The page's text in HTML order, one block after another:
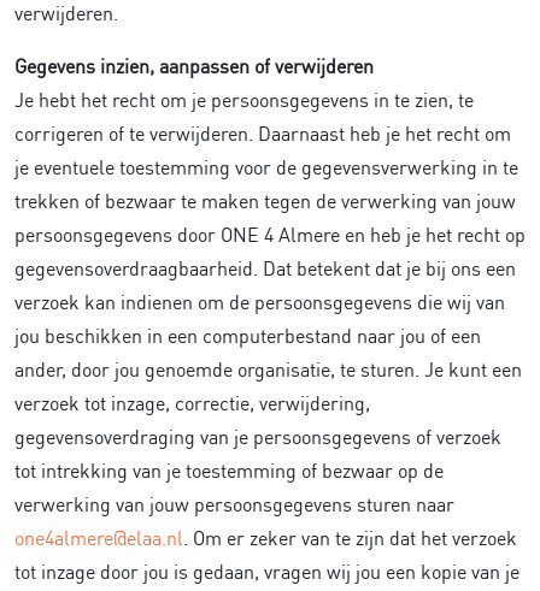
verwijderen.
Gegevens inzien, aanpassen of verwijderen
Je hebt het recht om je persoonsgegevens in te zien, te
corrigeren of te verwijderen. Daarnaast heb je het recht om
je eventuele toestemming voor de gegevensverwerking in te
trekken of bezwaar te maken tegen de verwerking van jouw
persoonsgegevens door ONE 4 Almere en heb je het recht op
gegevensoverdraagbaarheid. Dat betekent dat je bij ons een
verzoek kan indienen om de persoonsgegevens die wij van
jou beschikken in een computerbestand naar jou of een
ander, door jou genoemde organisatie, te sturen. Je kunt een
verzoek tot inzage, correctie, verwijdering,
gegevensoverdraging van je persoonsgegevens of verzoek
tot intrekking van je toestemming of bezwaar op de
verwerking van jouw persoonsgegevens sturen naar
one4almere@elaa.nl. Om er zeker van te zijn dat het verzoek
tot inzage door jou is gedaan, vragen wij jou een kopie van je